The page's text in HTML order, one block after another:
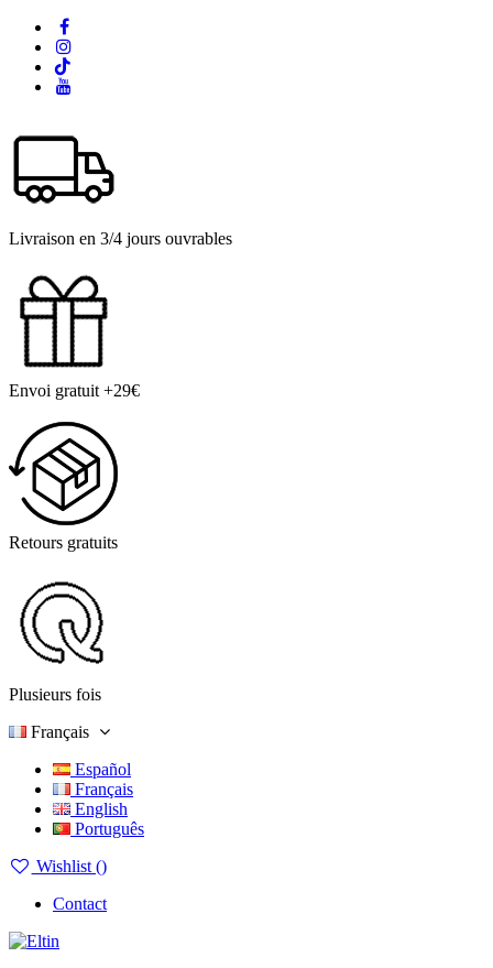
Livraison en 3/4 jours ouvrables
Envoi gratuit +29€
Retours gratuits
Plusieurs fois
Français
Español
Français
English
Português
Wishlist ()
Contact